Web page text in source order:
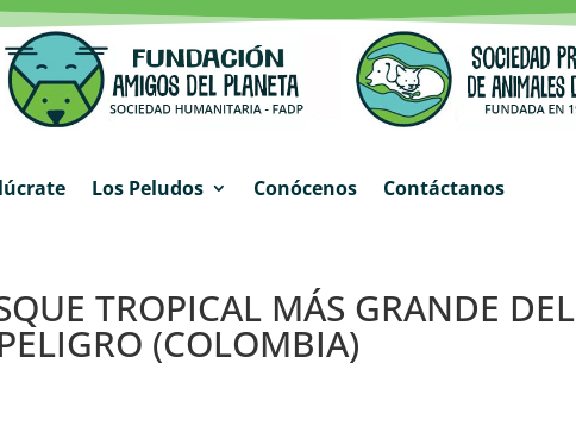
Los Peludos Conócenos Contáctanos
TROPICAL MÁS GRANDE DEL
(COLOMBIA)